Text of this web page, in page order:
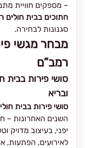
– מספקים חוויית
חתוכים בבית חולים
סגנונות לבחירה.
מבחר מגשי
רמב”ם
סושי פירות בבית
ובריא
סושי פירות בבית
השנים האחרונות –
יפני, בעיצוב מדויק
לאירועים, הפתעות,